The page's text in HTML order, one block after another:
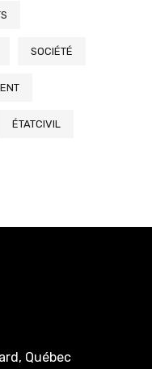
SOCIÉTÉ
ÉTATCIVIL
Québec